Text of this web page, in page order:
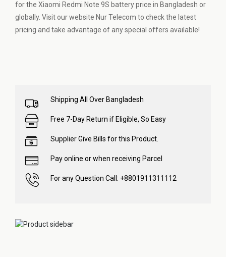
for the Xiaomi Redmi Note 9S battery price in Bangladesh or
globally. Visit our website Nur Telecom to check the latest
pricing and take advantage of any special offers available!
Shipping All Over Bangladesh
Free 7-Day Return if Eligible, So Easy
Supplier Give Bills for this Product.
Pay online or when receiving Parcel
For any Question Call: +8801911311112